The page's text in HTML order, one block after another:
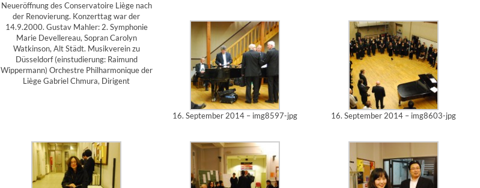
Neueröffnung des Conservatoire Liège nach
der Renovierung. Konzerttag war der
14.9.2000. Gustav Mahler: 2. Symphonie
Marie Devellereau, Sopran Carolyn
Watkinson, Alt Städt. Musikverein zu
Düsseldorf (einstudierung: Raimund
Wippermann) Orchestre Philharmonique der
Liège Gabriel Chmura, Dirigent
16. September 2014 – img8597-jpg 16. September 2014 – img8603-jpg